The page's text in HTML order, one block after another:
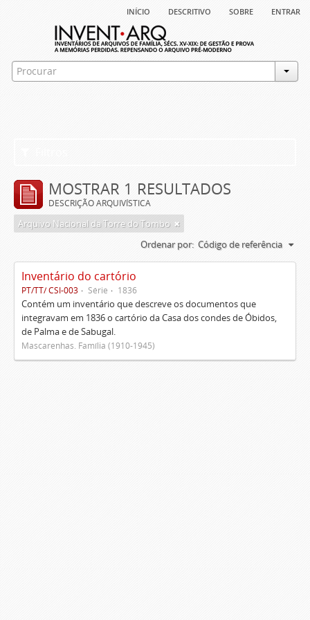
início descritivo sobre entrar
MOSTRAR 1 RESULTADOS
DESCRIÇÃO ARQUIVÍSTICA
Arquivo Nacional da Torre do Tombo
Ordenar por: Código de referência
Inventário do cartório
PT/TT/ CSI-003 Série 1836
Contém um inventário que descreve os documentos que
integravam em 1836 o cartório da Casa dos condes de Óbidos,
de Palma e de Sabugal.
Mascarenhas. Família (1910-1945)